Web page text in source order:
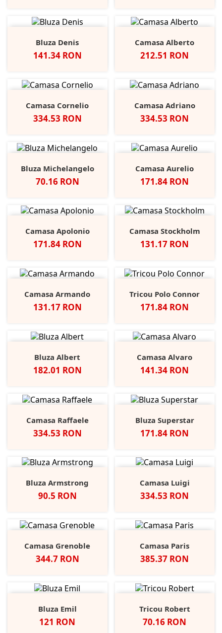
Bluza Denis
Pret
141.34 RON
Camasa Alberto
Pret
212.51 RON
Camasa Cornelio
Pret
334.53 RON
Camasa Adriano
Pret
334.53 RON
Bluza Michelangelo
Pret
70.16 RON
Camasa Aurelio
Pret
171.84 RON
Camasa Apolonio
Pret
171.84 RON
Camasa Stockholm
Pret
131.17 RON
Camasa Armando
Pret
131.17 RON
Tricou Polo Connor
Pret
171.84 RON
Bluza Albert
Pret
182.01 RON
Camasa Alvaro
Pret
141.34 RON
Camasa Raffaele
Pret
334.53 RON
Bluza Superstar
Pret
171.84 RON
Bluza Armstrong
Pret
90.5 RON
Camasa Luigi
Pret
334.53 RON
Camasa Grenoble
Pret
344.7 RON
Camasa Paris
Pret
385.37 RON
Bluza Emil
Pret
121 RON
Tricou Robert
Pret
70.16 RON